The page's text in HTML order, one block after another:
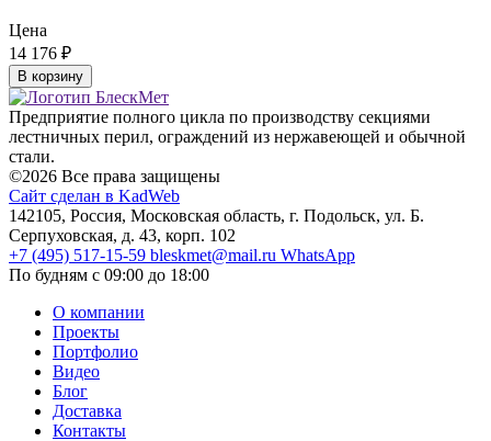
Цена
14 176 ₽
В корзину
Предприятие полного цикла по производству секциями
лестничных перил, ограждений из нержавеющей и обычной
стали.
©2026 Все права защищены
Сайт сделан в KadWeb
142105, Россия, Московская область, г. Подольск, ул. Б.
Серпуховская, д. 43, корп. 102
+7 (495) 517-15-59 bleskmet@mail.ru WhatsApp
По будням с 09:00 до 18:00
О компании
Проекты
Портфолио
Видео
Блог
Доставка
Контакты